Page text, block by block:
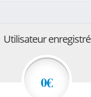
Utilisateur enregistré
0€